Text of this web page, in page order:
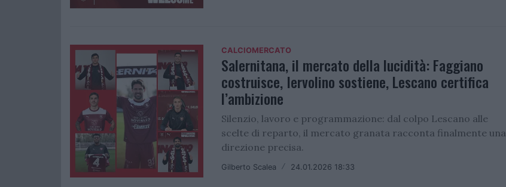
CALCIOMERCATO
Salernitana, il mercato della lucidità: Faggiano
costruisce, Iervolino sostiene, Lescano certifica
l’ambizione
Silenzio, lavoro e programmazione: dal colpo Lescano alle
scelte di reparto, il mercato granata racconta finalmente una
direzione precisa.
Gilberto Scalea / 24.01.2026 18:33